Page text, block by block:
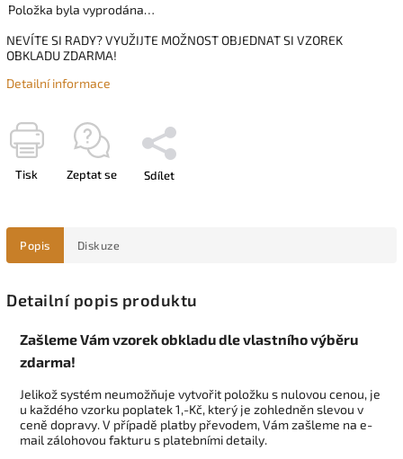
Položka byla vyprodána…
NEVÍTE SI RADY? VYUŽIJTE MOŽNOST OBJEDNAT SI VZOREK
OBKLADU ZDARMA!
Detailní informace
Tisk Zeptat se Sdílet
Popis Diskuze
Detailní popis produktu
Zašleme Vám vzorek obkladu dle vlastního výběru
zdarma!
Jelikož systém neumožňuje vytvořit položku s nulovou cenou, je
u každého vzorku poplatek 1,-Kč, který je zohledněn slevou v
ceně dopravy. V případě platby převodem, Vám zašleme na e-
mail zálohovou fakturu s platebními detaily.